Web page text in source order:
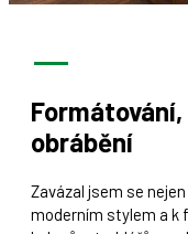
obrábění
Zavázal jsem se
moderním stylem a k